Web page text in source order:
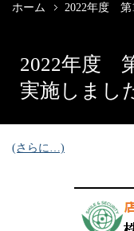
ホーム 2022年度 第
2022年度
実施しまし
(さらに…)